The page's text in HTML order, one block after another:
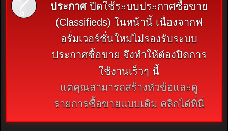
ประกาศปิดใช้ระบบประกาศซื้อขาย
(Classifieds) ในหน้านี้ เนื่องจากฟ
อรั่มเวอร์ชั่นใหม่ไม่รองรับระบบ
ประกาศซื้อขาย จึงทำให้ต้องปิดการ
ใช้งานเร็วๆ นี้
แต่คุณสามารถสร้างหัวข้อและดู
รายการซื้อขายแบบเดิม คลิกได้ที่นี่